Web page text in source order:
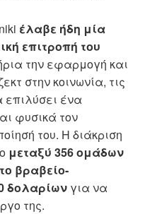
έλαβε ήδη μία
επιτροπή του
την εφαρμογή και
στην κοινωνία, τις
επιλύσει ένα
φυσικά τον
του. Η διάκριση
μεταξύ 356 ομάδων
βραβείο-
δολαρίων για να
της.